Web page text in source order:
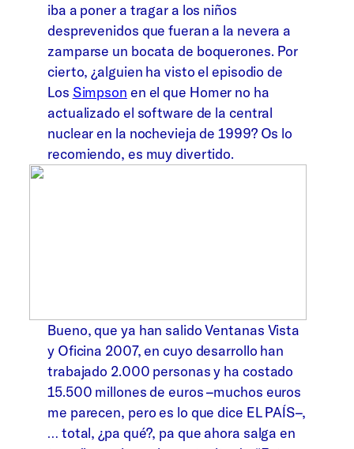
iba a poner a tragar a los niños
desprevenidos que fueran a la nevera a
zamparse un bocata de boquerones. Por
cierto, ¿alguien ha visto el episodio de
Los Simpson en el que Homer no ha
actualizado el software de la central
nuclear en la nochevieja de 1999? Os lo
recomiendo, es muy divertido.
Bueno, que ya han salido Ventanas Vista
y Oficina 2007, en cuyo desarrollo han
trabajado 2.000 personas y ha costado
15.500 millones de euros –muchos euros
me parecen, pero es lo que dice EL PAÍS–,
… total, ¿pa qué?, pa que ahora salga en